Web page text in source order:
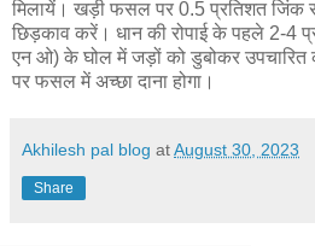
मिलायें। खड़ी फसल पर 0.5 प्रतिशत जिंक
छिड़काव करें। धान की रोपाई के पहले 2-
एन ओ) के घोल में जड़ों को डुबोकर उपचारित
पर फसल में अच्छा दाना होगा।
Akhilesh pal blog atAugust 30, 2023
Share